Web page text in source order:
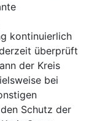
kontinuierlich
überprüft
der Kreis
bei
Schutz der